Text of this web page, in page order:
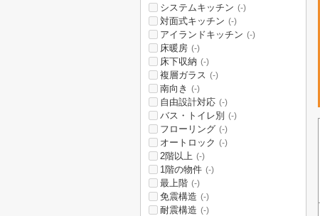
システムキッチン (-)
対面式キッチン (-)
アイランドキッチン (-)
床暖房 (-)
床下収納 (-)
複層ガラス (-)
南向き (-)
自由設計対応 (-)
バス・トイレ別 (-)
フローリング (-)
オートロック (-)
2階以上 (-)
1階の物件 (-)
最上階 (-)
免震構造 (-)
耐震構造 (-)